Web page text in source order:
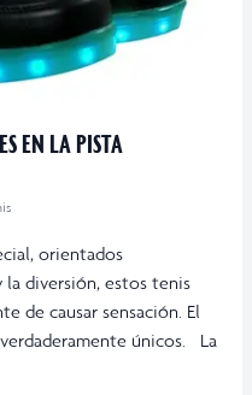
EN LA PISTA
orientados
diversión, estos tenis
de causar sensación. El
únicos. La